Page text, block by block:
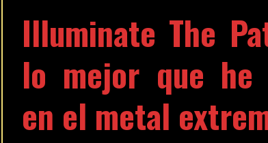
Illuminate The
lo mejor que he
en el metal